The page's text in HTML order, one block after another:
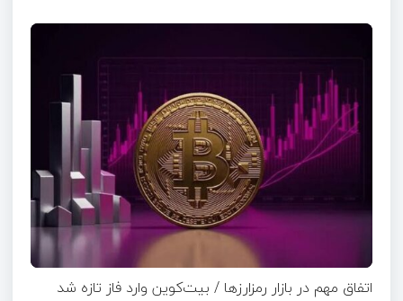
اتفاق مهم در بازار رمزارزها / بیت‌کوین وارد فاز تازه شد